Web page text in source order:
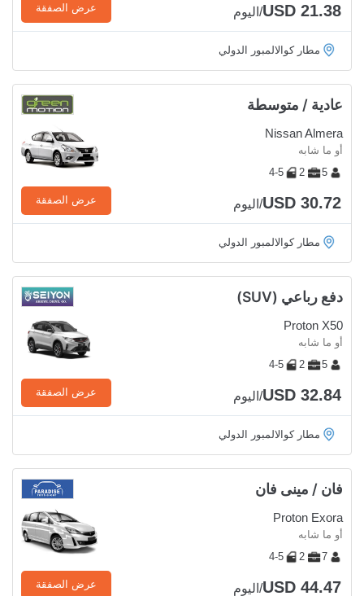
USD 21.38/اليوم عرض الصفقة
مطار كوالالمبور الدولي
عادية / متوسطة
Nissan Almera
أو ما شابه
5
2
4-5
USD 30.72/اليوم عرض الصفقة
مطار كوالالمبور الدولي
دفع رباعي (SUV)
Proton X50
أو ما شابه
5
2
4-5
USD 32.84/اليوم عرض الصفقة
مطار كوالالمبور الدولي
فان / مينى فان
Proton Exora
أو ما شابه
7
2
4-5
USD 44.47/اليوم عرض الصفقة